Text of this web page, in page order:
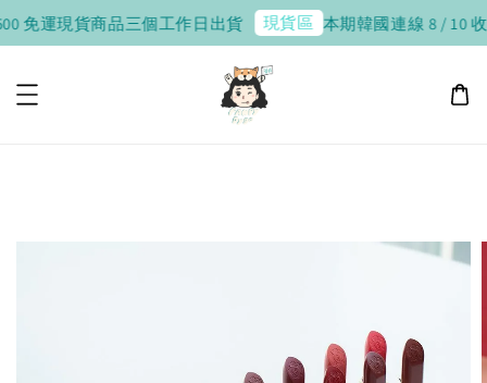
現貨商品三個工作日出貨 現貨區 本期韓國連線 8 / 10 收單，8 /